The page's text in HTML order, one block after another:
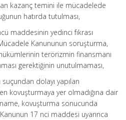
kazanç temini ile mücadelede
hatırda tutulması,
maddesinin yedinci fıkrası
Kanununun soruşturma,
terörizmin finansmanı
gerektiğinin unutulmaması,
dolayı yapılan
kovuşturmaya yer olmadığına dair
kovuşturma sonucunda
17 nci maddesi uyarınca